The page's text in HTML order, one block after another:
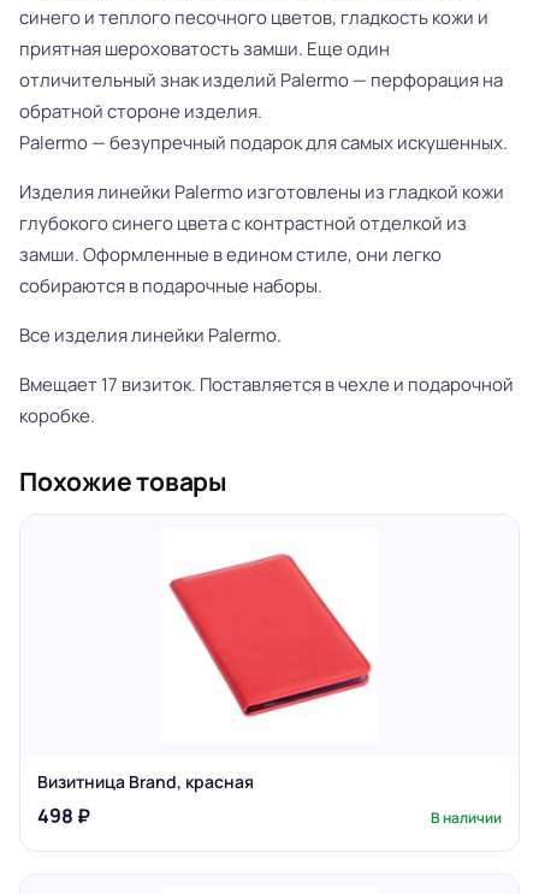
синего и теплого песочного цветов, гладкость кожи и
приятная шероховатость замши. Еще один
отличительный знак изделий Palermo — перфорация на
обратной стороне изделия.
Palermo — безупречный подарок для самых искушенных.
Изделия линейки Palermo изготовлены из гладкой кожи
глубокого синего цвета с контрастной отделкой из
замши. Оформленные в едином стиле, они легко
собираются в подарочные наборы.
Все изделия линейки Palermo.
Вмещает 17 визиток. Поставляется в чехле и подарочной
коробке.
Похожие товары
Визитница Brand, красная
498 ₽ В наличии